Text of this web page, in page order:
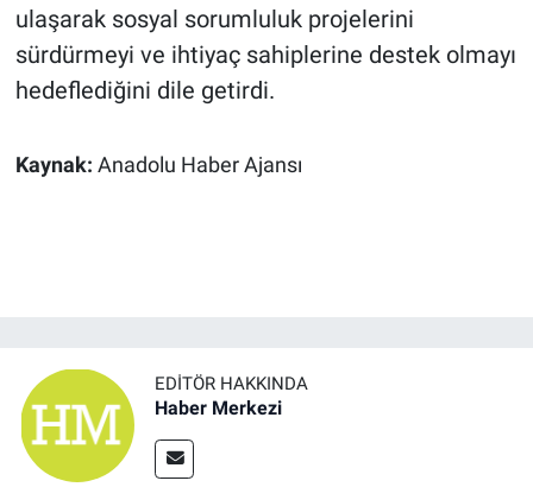
ulaşarak sosyal sorumluluk projelerini
sürdürmeyi ve ihtiyaç sahiplerine destek olmayı
hedeflediğini dile getirdi.
Kaynak: Anadolu Haber Ajansı
EDITÖR HAKKINDA
Haber Merkezi